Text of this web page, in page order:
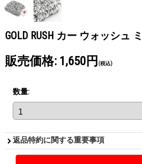
GOLD RUSH カー ウォッシュ
販売価格: 1,650円 (税込)
数量:
返品特約に関する重要事項